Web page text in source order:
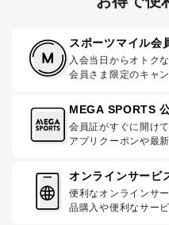
スポーツマイル会
入会当日からオトク
会員さま限定のキャ
MEGA SPORTS
会員証がすぐに開けて
アプリクーポンや最
オンラインサービ
便利なオンラインサ
品購入や便利なサー